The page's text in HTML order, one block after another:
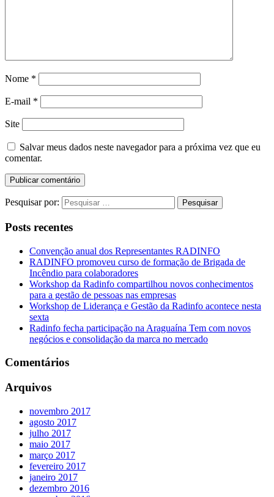
Nome *
E-mail *
Site
Salvar meus dados neste navegador para a próxima vez que eu
comentar.
Pesquisar por:
Posts recentes
Convenção anual dos Representantes RADINFO
RADINFO promoveu curso de formação de Brigada de
Incêndio para colaboradores
Workshop da Radinfo compartilhou novos conhecimentos
para a gestão de pessoas nas empresas
Workshop de Liderança e Gestão da Radinfo acontece nesta
sexta
Radinfo fecha participação na Araguaína Tem com novos
negócios e consolidação da marca no mercado
Comentários
Arquivos
novembro 2017
agosto 2017
julho 2017
maio 2017
março 2017
fevereiro 2017
janeiro 2017
dezembro 2016